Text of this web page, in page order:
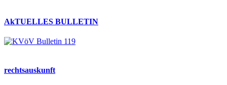
AkTUELLES BULLETIN
rechts­auskunft